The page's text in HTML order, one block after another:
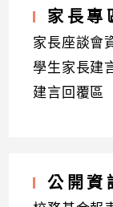
家長專
家長座談會
學生家長建
建言回覆區
公開資